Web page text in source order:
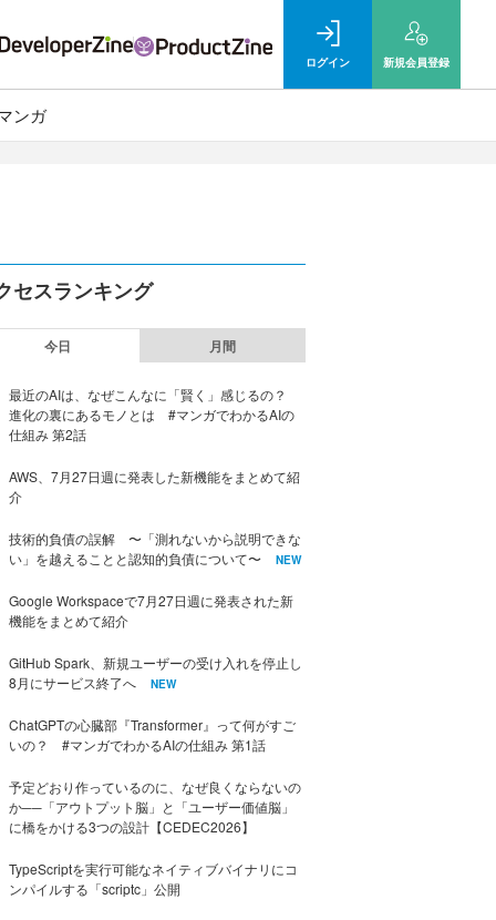
ログイン 新規会員登録
ンガ
セスランキング
今日 月間
最近のAIは、なぜこんなに「賢く」感じるの？
進化の裏にあるモノとは #マンガでわかるAIの
仕組み 第2話
AWS、7月27日週に発表した新機能をまとめて紹
介
技術的負債の誤解 〜「測れないから説明できな
い」を越えることと認知的負債について〜
NEW
Google Workspaceで7月27日週に発表された新
機能をまとめて紹介
GitHub Spark、新規ユーザーの受け入れを停止し
8月にサービス終了へ
NEW
ChatGPTの心臓部『Transformer』って何がすご
いの？ #マンガでわかるAIの仕組み 第1話
予定どおり作っているのに、なぜ良くならないの
か──「アウトプット脳」と「ユーザー価値脳」
に橋をかける3つの設計【CEDEC2026】
TypeScriptを実行可能なネイティブバイナリにコ
ンパイルする「scriptc」公開